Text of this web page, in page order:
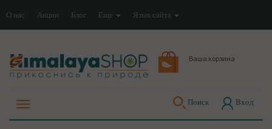
О нас Акции Блог Еще Язык сайта
Ваша корзина
Поиск Вход